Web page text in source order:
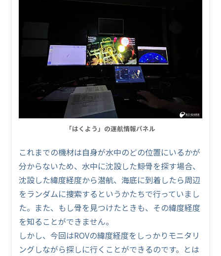
「はくよう」の運航情報パネル
これまでの機材は自身が水中のどの位置にいるかが
分からないため、水中に沈設した鯨骨を探す場合、
沈設した緯度経度から潜航、海底に到着したら周辺
をランダムに捜索するというかたちで行っていまし
た。また、もし骨を見つけたときも、その緯度経度
を知ることができません。
しかし、今回はROVの緯度経度をしっかりモニタリ
ングしながら探しに行くことができるのです。とは